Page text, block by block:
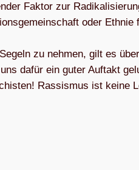
Fak­tor zur
oder
zu neh­men, gilt es
dafür ein guter Auf­takt
Ras­sis­mus ist keine